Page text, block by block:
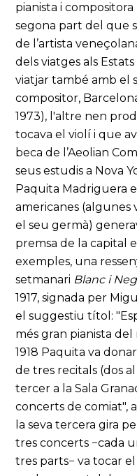
pianista i
segona part del que
de l’artista
dels viatges als
viatjar també amb el
compositor,
1973), l'altre nen
tocava el violí i que
beca de l’Aeolian
seus estudis a Nova
Paquita Madriguera
americanes
el seu germà)
premsa de la capital
exemples, una
setmanari Blanc i
1917, signada per
el suggestiu títol:
més gran pianista
1918 Paquita va
de tres recitals (dos
tercer a la Sala
concerts de comiat",
la seva tercera gira
tres concerts −cada
tres parts− va tocar